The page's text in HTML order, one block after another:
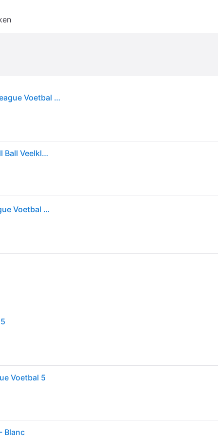
FIFA Wereldkampioenschap Voetbal 26 Trionda League Voetbal - White / Royal Blue / Solar Blue / Power Red - 4
Adidas Fifa® World Cup 26™ Trionda League Football Ball Veelkleurig 5
FIFA Wereldkampioenschap Voetbal 26 Trionda League Voetbal - White / Royal Blue / Solar Blue / Power Red - 4
Voetbal 5
Blanc